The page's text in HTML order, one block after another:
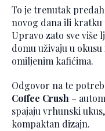
To je trenutak
novog dana ili kratku
Upravo zato sve više
domu uživaju u
omiljenim kafićima.
Odgovor na te
Coffee Crush –
spajaju vrhunski
kompaktan dizajn.